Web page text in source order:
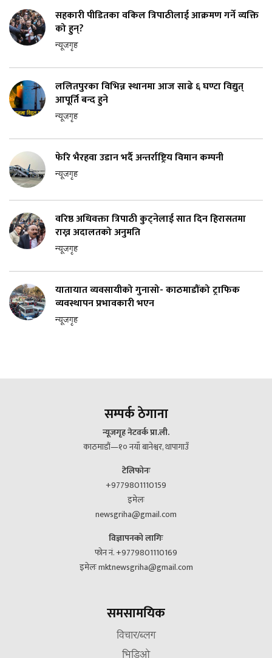
सहकारी पीडितका वकिल त्रिपाठीलाई आक्रमण गर्ने व्यक्ति
को हुन्?
न्यूजगृह
ललितपुरका विभिन्न स्थानमा आज साढे ६ घण्टा विद्युत्
आपूर्ति बन्द हुने
न्यूजगृह
फेरि भैरहवा उडान भर्दै अन्तर्राष्ट्रिय विमान कम्पनी
न्यूजगृह
वरिष्ठ अधिवक्ता त्रिपाठी कुट्नेलाई सात दिन हिरासतमा
राख्न अदालतको अनुमति
न्यूजगृह
यातायात व्यवसायीको गुनासो- काठमाडौंको ट्राफिक
व्यवस्थापन प्रभावकारी भएन
न्यूजगृह
सम्पर्क ठेगाना
न्यूजगृह नेटवर्क प्रा.ली.
काठमाडौं—१० नयाँ बानेश्वर, थापागाउँ
टेलिफोनः
+9779801110159
इमेलः
newsgriha@gmail.com
विज्ञापनको लागिः
फोन नं. +9779801110169
इमेलः mktnewsgriha@gmail.com
समसामयिक
विचार/ब्लग